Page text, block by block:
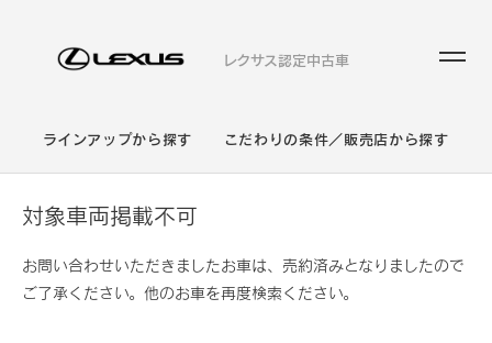
レクサス認定中古車
ラインアップから探す こだわりの条件／販売店から探す
対象車両掲載不可
お問い合わせいただきましたお車は、売約済みとなりましたので
ご了承ください。他のお車を再度検索ください。